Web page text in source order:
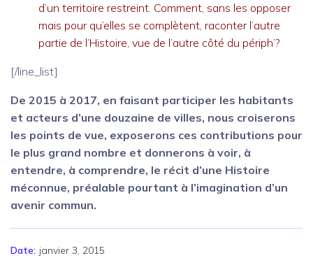
d’un territoire restreint. Comment, sans les opposer
mais pour qu’elles se complètent, raconter l’autre
partie de l’Histoire, vue de l’autre côté du périph’?
[/line_list]
De 2015 à 2017, en faisant participer les habitants
et acteurs d’une douzaine de villes, nous croiserons
les points de vue, exposerons ces contributions pour
le plus grand nombre et donnerons à voir, à
entendre, à comprendre, le récit d’une Histoire
méconnue, préalable pourtant à l’imagination d’un
avenir commun.
Date: janvier 3, 2015